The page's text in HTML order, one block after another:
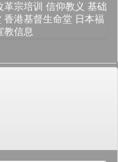
革宗培训 信仰教义 基础
香港基督生命堂 日本福
教信息